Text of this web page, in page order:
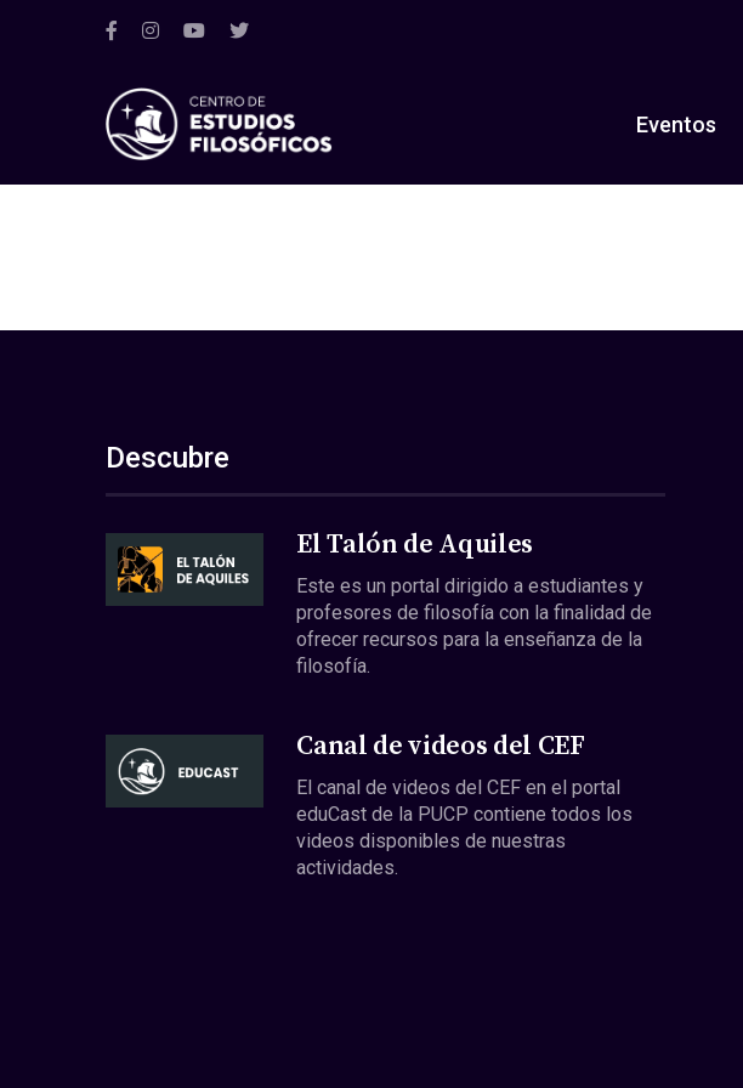
Eventos
Descubre
El Talón de Aquiles
Este es un portal dirigido a estudiantes y
profesores de filosofía con la finalidad de
ofrecer recursos para la enseñanza de la
filosofía.
Canal de videos del CEF
El canal de videos del CEF en el portal
eduCast de la PUCP contiene todos los
videos disponibles de nuestras
actividades.